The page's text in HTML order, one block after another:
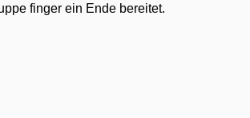
finger ein Ende bereitet.